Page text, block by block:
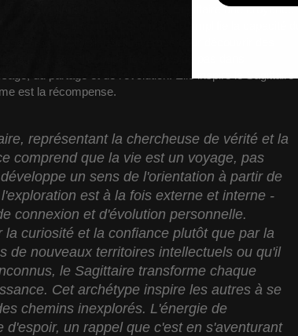
l'optimisme, accordant au Sagittaire une croyance
d'explorer l'inconnu. Cette planète amplifie la capacité du
issue d'expériences diverses pour découvrir des
que l'abondance ne réside pas dans
du partage et de l'évolution. Elle inspire le Sagittaire à
est la récompense.
représentant la chercheuse de vérité et la
comprend que la vie est un voyage, pas
un sens de l'orientation à partir de
est à la fois externe et interne -
connexion et d'évolution personnelle.
curiosité et la confiance plutôt que par la
de nouveaux territoires intellectuels ou qu'il
le Sagittaire transforme chaque
Cet archétype inspire les autres à se
chemins inexplorés. L'énergie de
un rappel que c'est en s'aventurant